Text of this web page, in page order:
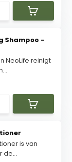
Shampoo -
NeoLife reinigt
is van
de...